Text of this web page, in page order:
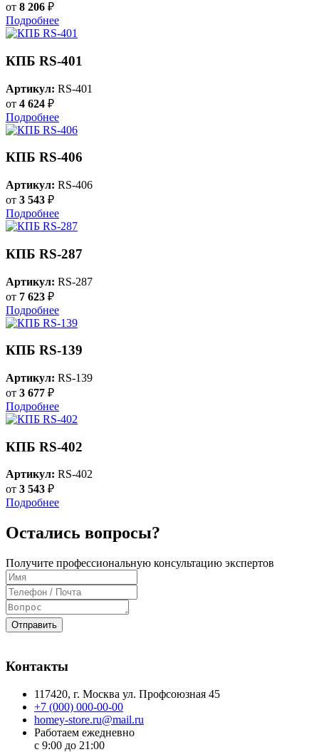
от 8 206 ₽
Подробнее
КПБ RS-401
Артикул: RS-401
от 4 624 ₽
Подробнее
КПБ RS-406
Артикул: RS-406
от 3 543 ₽
Подробнее
КПБ RS-287
Артикул: RS-287
от 7 623 ₽
Подробнее
КПБ RS-139
Артикул: RS-139
от 3 677 ₽
Подробнее
КПБ RS-402
Артикул: RS-402
от 3 543 ₽
Подробнее
Остались вопросы?
Получите профессиональную консультацию экспертов
Отправить
Контакты
117420, г. Москва ул. Профсоюзная 45
+7 (000) 000-00-00
homey-store.ru@mail.ru
Работаем ежедневно
с 9:00 до 21:00